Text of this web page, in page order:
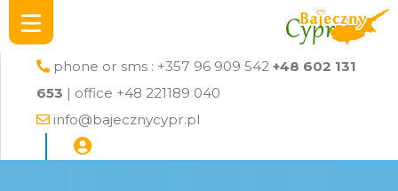
phone or sms : +357 96 909 542 +48 602 131
653 | office +48 221189 040
info@bajecznycypr.pl